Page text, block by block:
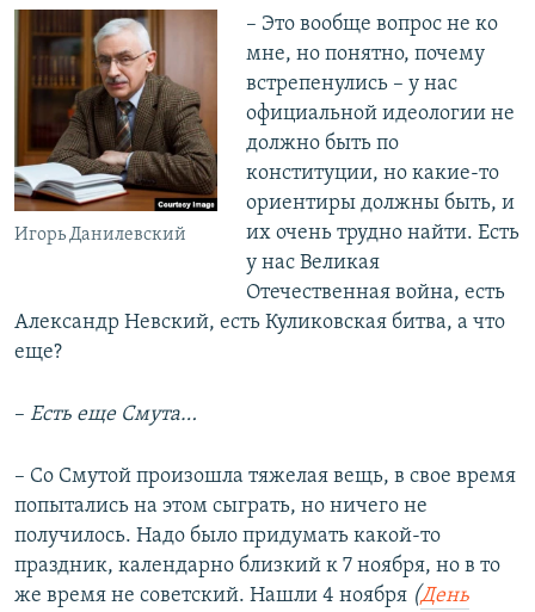
Игорь Данилевский
– Это вообще вопрос не ко
мне, но понятно, почему
встрепенулись – у нас
официальной идеологии не
должно быть по
конституции, но какие-то
ориентиры должны быть, и
их очень трудно найти. Есть
у нас Великая
Отечественная война, есть
Александр Невский, есть Куликовская битва, а что
еще?
– Есть еще Смута…
– Со Смутой произошла тяжелая вещь, в свое время
попытались на этом сыграть, но ничего не
получилось. Надо было придумать какой-то
праздник, календарно близкий к 7 ноября, но в то
же время не советский. Нашли 4 ноября (День